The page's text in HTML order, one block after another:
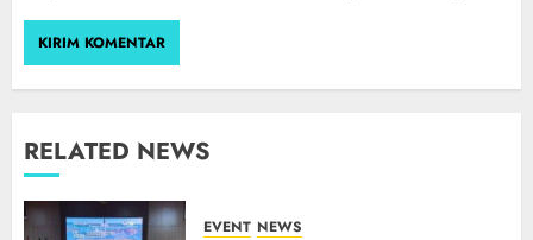
RELATED NEWS
EVENT NEWS